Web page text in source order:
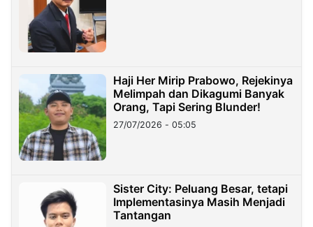
Haji Her Mirip Prabowo, Rejekinya
Melimpah dan Dikagumi Banyak
Orang, Tapi Sering Blunder!
27/07/2026 - 05:05
Sister City: Peluang Besar, tetapi
Implementasinya Masih Menjadi
Tantangan